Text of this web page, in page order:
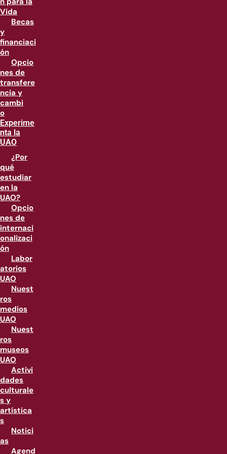
Vida
Becas
y
financiaci
ón
Opcio
nes de
transfere
ncia y
cambi
o
Experime
nta la
UAO
¿Por
qué
estudiar
en la
UAO?
Opcio
nes de
internaci
onalizaci
ón
Labor
atorios
UAO
Nuest
ros
medios
UAO
Nuest
ros
museos
UAO
Activi
dades
culturale
s y
artística
s
Notici
as
Agend